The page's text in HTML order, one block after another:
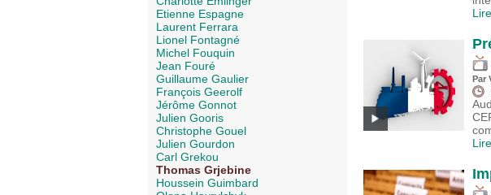
Etienne Espagne
Laurent Ferrara
Lionel Fontagné
Michel Fouquin
Jean Fouré
Guillaume Gaulier
François Geerolf
Jérôme Gonnot
Julien Gooris
Christophe Gouel
Julien Gourdon
Carl Grekou
Thomas Grjebine
Houssein Guimbard
Par